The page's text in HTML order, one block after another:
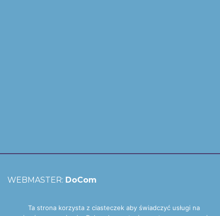
WEBMASTER: DoCom
Ta strona korzysta z ciasteczek aby świadczyć usługi na